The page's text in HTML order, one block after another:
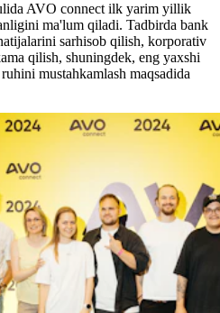
AVO connect ilk yarim yillik
ma'lum qiladi. Tadbirda bank
sarhisob qilish, korporativ
qilish, shuningdek, eng yaxshi
mustahkamlash maqsadida